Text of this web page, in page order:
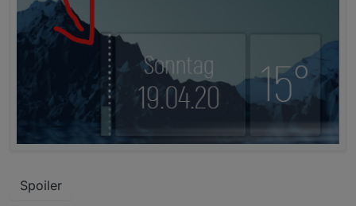
Spoiler